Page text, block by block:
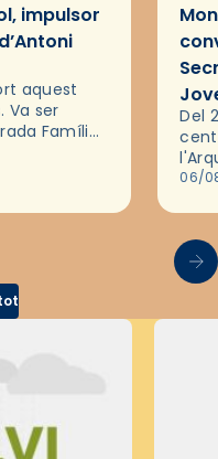
impulsor
aquest
Va ser
Família
Del
les
06/